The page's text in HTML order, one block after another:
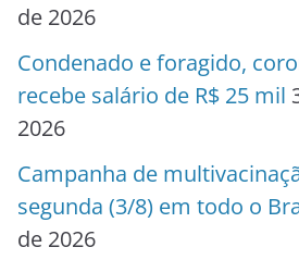
de 2026
Condenado e foragido,
recebe salário de R$ 25 mil
2026
Campanha de
segunda (3/8) em todo o
de 2026